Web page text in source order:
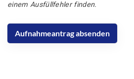
einem Ausfüllfehler finden.